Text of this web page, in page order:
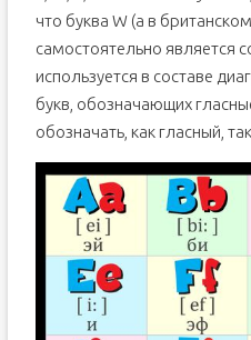
что буква W (а в
самостоятельно является
используется в составе
букв, обозначающих
обозначать, как гласный,